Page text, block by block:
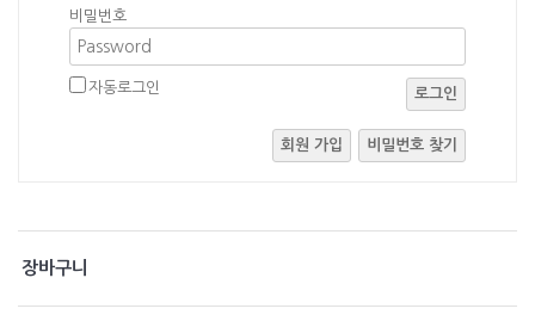
비밀번호
자동로그인 로그인
회원 가입 비밀번호 찾기
장바구니